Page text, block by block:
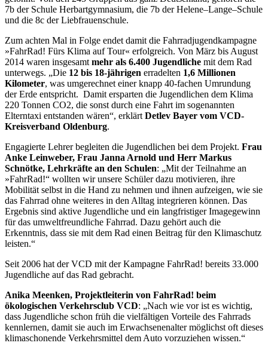
7b der Schule Herbartgymnasium, die 7b der Helene–Lange–Schule
und die 8c der Liebfrauenschule.
Zum achten Mal in Folge endet damit die Fahrradjugendkampagne
»FahrRad! Fürs Klima auf Tour« erfolgreich. Von März bis August
2014 waren insgesamt mehr als 6.400 Jugendliche mit dem Rad
unterwegs. „Die 12 bis 18-jährigen erradelten 1,6 Millionen
Kilometer, was umgerechnet einer knapp 40-fachen Umrundung
der Erde entspricht. Damit ersparten die Jugendlichen dem Klima
220 Tonnen CO2, die sonst durch eine Fahrt im sogenannten
Elterntaxi entstanden wären“, erklärt Detlev Bayer vom VCD-
Kreisverband Oldenburg.
Engagierte Lehrer begleiten die Jugendlichen bei dem Projekt. Frau
Anke Leinweber, Frau Janna Arnold und Herr Markus
Schnötke, Lehrkräfte an den Schulen: „Mit der Teilnahme an
»FahrRad!“ wollten wir unsere Schüler dazu motivieren, ihre
Mobilität selbst in die Hand zu nehmen und ihnen aufzeigen, wie sie
das Fahrrad ohne weiteres in den Alltag integrieren können. Das
Ergebnis sind aktive Jugendliche und ein langfristiger Imagegewinn
für das umweltfreundliche Fahrrad. Dazu gehört auch die
Erkenntnis, dass sie mit dem Rad einen Beitrag für den Klimaschutz
leisten.“
Seit 2006 hat der VCD mit der Kampagne FahrRad! bereits 33.000
Jugendliche auf das Rad gebracht.
Anika Meenken, Projektleiterin von FahrRad! beim
ökologischen Verkehrsclub VCD: „Nach wie vor ist es wichtig,
dass Jugendliche schon früh die vielfältigen Vorteile des Fahrrads
kennlernen, damit sie auch im Erwachsenenalter möglichst oft dieses
klimaschonende Verkehrsmittel dem Auto vorzuziehen wissen.“